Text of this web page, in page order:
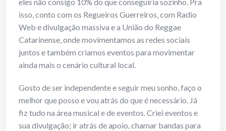
isso, conto com os Regueiros Guerreiros, com Radio
Web e divulgação massiva e a União do Reggae
Catarinense, onde movimentamos as redes sociais
juntos e também criamos eventos para movimentar
ainda mais o cenário cultural local.
Gosto de ser independente e seguir meu sonho, faço o
melhor que posso e vou atrás do que é necessário. Já
fiz tudo na área musical e de eventos. Criei eventos e
sua divulgação; ir atrás de apoio, chamar bandas para